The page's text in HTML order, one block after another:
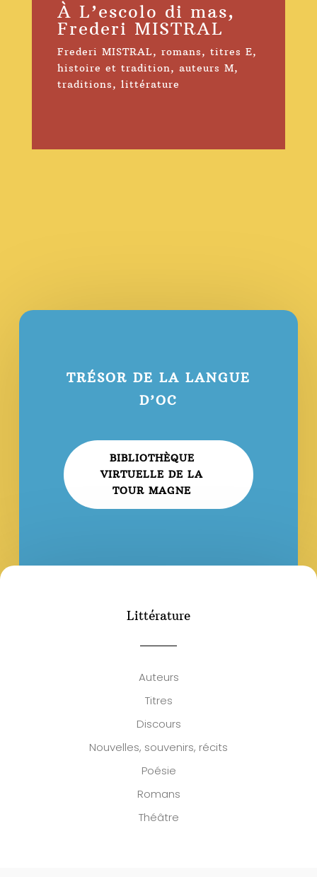
À L’escolo di mas,
Frederi MISTRAL
Frederi MISTRAL, romans, titres E,
histoire et tradition, auteurs M,
traditions, littérature
TRÉSOR DE LA LANGUE
D’OC
BIBLIOTHÈQUE
VIRTUELLE DE LA
TOUR MAGNE
Littérature
Auteurs
Titres
Discours
Nouvelles, souvenirs, récits
Poésie
Romans
Théâtre